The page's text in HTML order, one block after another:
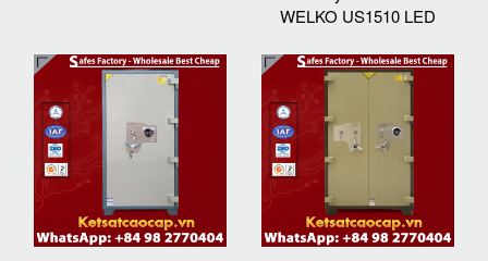
WELKO US1510 LED